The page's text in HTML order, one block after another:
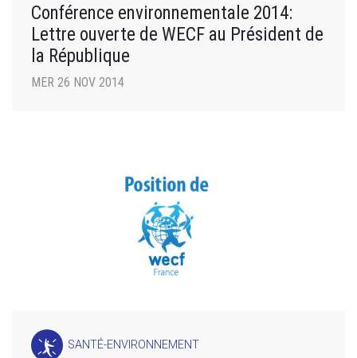
Conférence environnementale 2014:
Lettre ouverte de WECF au Président de
la République
MER 26 NOV 2014
SANTÉ-ENVIRONNEMENT